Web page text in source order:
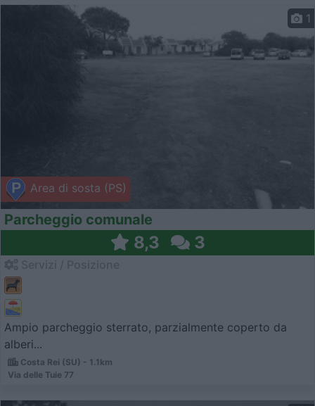
Area di sosta (PS)
1
Parcheggio comunale
8,3 3
Ampio parcheggio sterrato, parzialmente coperto da
alberi...
Costa Rei (SU) - 1.1km
Via delle Tuie 77